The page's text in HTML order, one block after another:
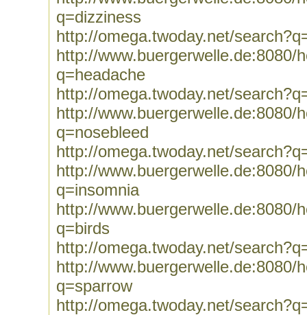
q=dizziness
http://omega.twoday.net/
http://www.buergerwelle.de:8080/
q=headache
http://omega.twoday.net/
http://www.buergerwelle.de:8080/
q=nosebleed
http://omega.twoday.net/
http://www.buergerwelle.de:8080/
q=insomnia
http://www.buergerwelle.de:8080/
q=birds
http://omega.twoday.net/
http://www.buergerwelle.de:8080/
q=sparrow
http://omega.twoday.net/